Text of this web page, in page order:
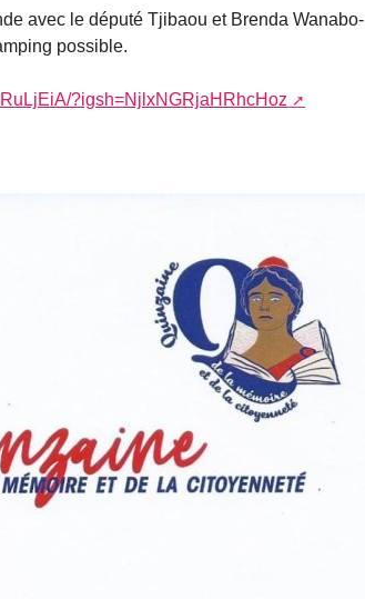
avec le député Tjibaou et Brenda Wanabo-
possible.
?igsh=NjlxNGRjaHRhcHoz